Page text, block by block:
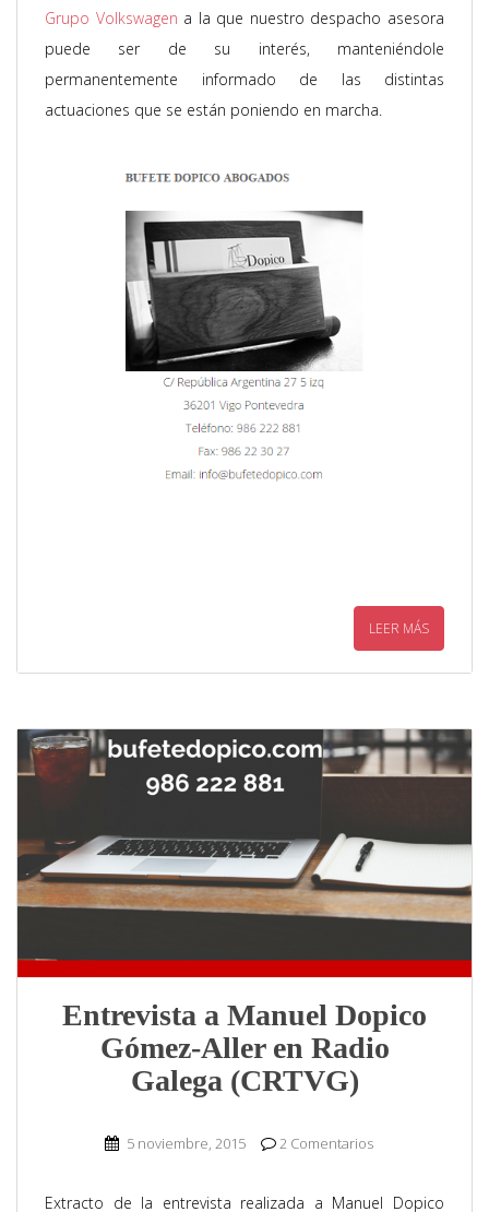
Grupo Volkswagen a la que nuestro despacho asesora
puede ser de su interés, manteniéndole
permanentemente informado de las distintas
actuaciones que se están poniendo en marcha.
LEER MÁS
Entrevista a Manuel Dopico
Gómez-Aller en Radio
Galega (CRTVG)
5 noviembre, 2015 2 Comentarios
Extracto de la entrevista realizada a Manuel Dopico